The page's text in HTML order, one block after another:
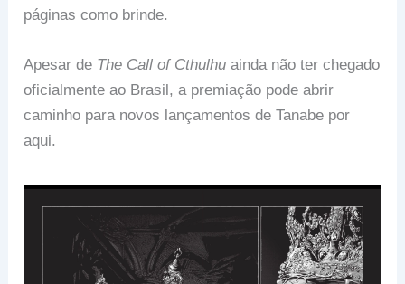
páginas como brinde.
Apesar de The Call of Cthulhu ainda não ter chegado
oficialmente ao Brasil, a premiação pode abrir
caminho para novos lançamentos de Tanabe por
aqui.